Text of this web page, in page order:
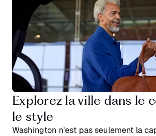
Explorez la ville dans le
le style
Washington n'est pas seulement la